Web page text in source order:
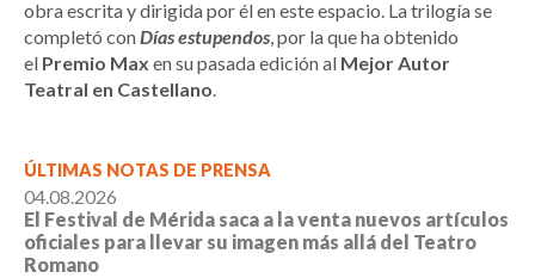
obra escrita y dirigida por él en este espacio. La trilogía se
completó conDías estupendos, por la que ha obtenido
el Premio Max en su pasada edición al Mejor Autor
Teatral en Castellano.
ÚLTIMAS NOTAS DE PRENSA
04.08.2026
El Festival de Mérida saca a la venta nuevos artículos
oficiales para llevar su imagen más allá del Teatro
Romano